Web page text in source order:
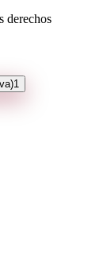
derechos
1